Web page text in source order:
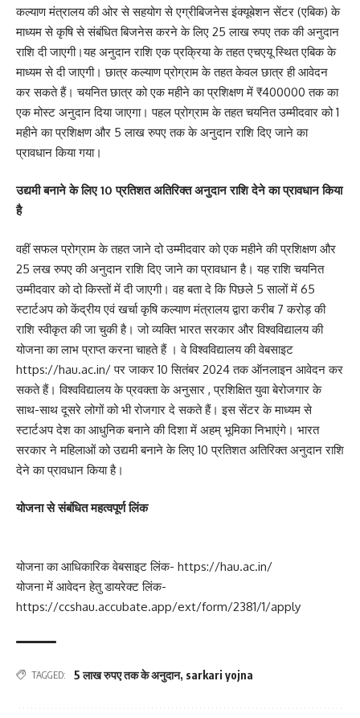
कल्याण मंत्रालय की ओर से सहयोग से एग्रीबिजनेस इंक्यूबेशन सेंटर (एबिक) के
माध्यम से कृषि से संबंधित बिजनेस करने के लिए 25 लाख रुपए तक की अनुदान
राशि दी जाएगी।यह अनुदान राशि एक प्रक्रिया के तहत एचएयू स्थित एबिक के
माध्यम से दी जाएगी। छात्र कल्याण प्रोग्राम के तहत केवल छात्र ही आवेदन
कर सकते हैं। चयनित छात्र को एक महीने का प्रशिक्षण में ₹400000 तक का
एक मोस्ट अनुदान दिया जाएगा। पहल प्रोग्राम के तहत चयनित उम्मीदवार को 1
महीने का प्रशिक्षण और 5 लाख रुपए तक के अनुदान राशि दिए जाने का
प्रावधान किया गया।
उद्यमी बनाने के लिए 10 प्रतिशत अतिरिक्त अनुदान राशि देने का प्रावधान किया
है
वहीं सफल प्रोग्राम के तहत जाने दो उम्मीदवार को एक महीने की प्रशिक्षण और
25 लख रुपए की अनुदान राशि दिए जाने का प्रावधान है। यह राशि चयनित
उम्मीदवार को दो किस्तों में दी जाएगी। वह बता दे कि पिछले 5 सालों में 65
स्टार्टअप को केंद्रीय एवं खर्चा कृषि कल्याण मंत्रालय द्वारा करीब 7 करोड़ की
राशि स्वीकृत की जा चुकी है। जो व्यक्ति भारत सरकार और विश्वविद्यालय की
योजना का लाभ प्राप्त करना चाहते हैं । वे विश्वविद्यालय की वेबसाइट
https://hau.ac.in/ पर जाकर 10 सितंबर 2024 तक ऑनलाइन आवेदन कर
सकते हैं। विश्वविद्यालय के प्रवक्ता के अनुसार , प्रशिक्षित युवा बेरोजगार के
साथ-साथ दूसरे लोगों को भी रोजगार दे सकते हैं। इस सेंटर के माध्यम से
स्टार्टअप देश का आधुनिक बनाने की दिशा में अहम् भूमिका निभाएंगे। भारत
सरकार ने महिलाओं को उद्यमी बनाने के लिए 10 प्रतिशत अतिरिक्त अनुदान राशि
देने का प्रावधान किया है।
योजना से संबंधित महत्वपूर्ण लिंक
योजना का आधिकारिक वेबसाइट लिंक- https://hau.ac.in/
योजना में आवेदन हेतु डायरेक्ट लिंक-
https://ccshau.accubate.app/ext/form/2381/1/apply
TAGGED: 5 लाख रुपए तक के अनुदान, sarkari yojna